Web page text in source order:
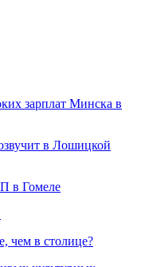
зарплат Минска в
в Лошицкой
в Гомеле
чем в столице?